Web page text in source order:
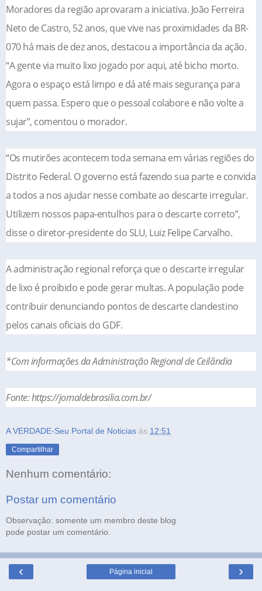
Moradores da região aprovaram a iniciativa. João Ferreira
Neto de Castro, 52 anos, que vive nas proximidades da BR-
070 há mais de dez anos, destacou a importância da ação.
“A gente via muito lixo jogado por aqui, até bicho morto.
Agora o espaço está limpo e dá até mais segurança para
quem passa. Espero que o pessoal colabore e não volte a
sujar”, comentou o morador.
“Os mutirões acontecem toda semana em várias regiões do
Distrito Federal. O governo está fazendo sua parte e convida
a todos a nos ajudar nesse combate ao descarte irregular.
Utilizem nossos papa-entulhos para o descarte correto”,
disse o diretor-presidente do SLU, Luiz Felipe Carvalho.
A administração regional reforça que o descarte irregular
de lixo é proibido e pode gerar multas. A população pode
contribuir denunciando pontos de descarte clandestino
pelos canais oficiais do GDF.
*Com informações da Administração Regional de Ceilândia
Fonte: https://jornaldebrasilia.com.br/
A VERDADE-Seu Portal de Noticias às 12:51
Compartilhar
Nenhum comentário:
Postar um comentário
Observação: somente um membro deste blog
pode postar um comentário.
‹ ›
Página inicial